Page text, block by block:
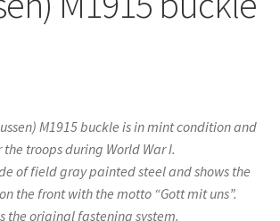
M1915 buckle is in mint condition and
troops during World War I.
of field gray painted steel and shows the
the front with the motto “Gott mit uns”.
the original fastening system.